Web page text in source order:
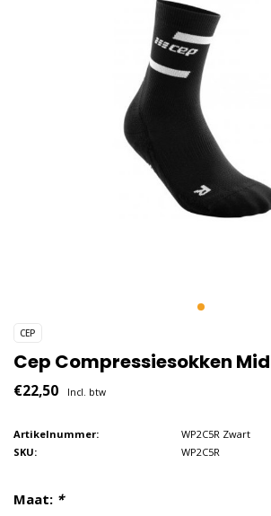
CEP
Cep Compressiesokken
€22,50 Incl. btw
Artikelnummer:
WP2C5R Zwart
SKU:
WP2C5R
Maat: *